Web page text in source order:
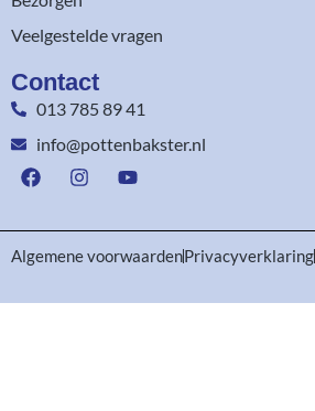
Veelgestelde vragen
Contact
013 785 89 41
info@pottenbakster.nl
Algemene voorwaardenPrivacyverklaring